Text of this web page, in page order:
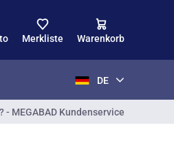
Merkliste Warenkorb
DE
- MEGABAD Kundenservice